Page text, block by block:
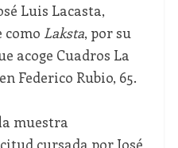
Luis Lacasta,
Laksta, por su
acoge Cuadros La
Federico Rubio, 65.
muestra
cursada por José